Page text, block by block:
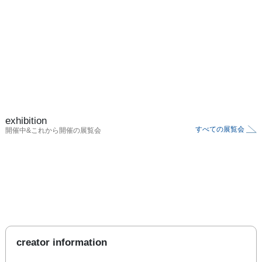
exhibition
開催中&これから開催の展覧会 すべての展覧会
creator information